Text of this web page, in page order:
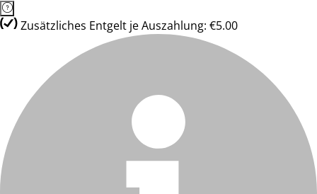
Zusätzliches Entgelt je Auszahlung: €5.00